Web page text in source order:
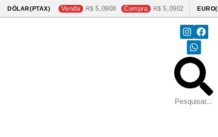
DÓLAR(PTAX) Venda 5,0908 Compra 5,0902